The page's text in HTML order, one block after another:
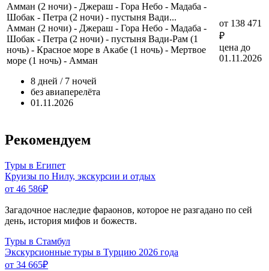
Амман (2 ночи) - Джераш - Гора Небо - Мадаба -
Шобак - Петра (2 ночи) - пустыня Вади...
Амман (2 ночи) - Джераш - Гора Небо - Мадаба -
Шобак - Петра (2 ночи) - пустыня Вади-Рам (1
ночь) - Красное море в Акабе (1 ночь) - Мертвое
море (1 ночь) - Амман
8 дней / 7 ночей
без авиаперелёта
01.11.2026
от 138 471
₽
цена до
01.11.2026
Рекомендуем
Туры в Египет
Круизы по Нилу, экскурсии и отдых
от 46 586₽
Загадочное наследие фараонов, которое не разгадано по сей
день, история мифов и божеств.
Туры в Стамбул
Экскурсионные туры в Турцию 2026 года
от 34 665₽